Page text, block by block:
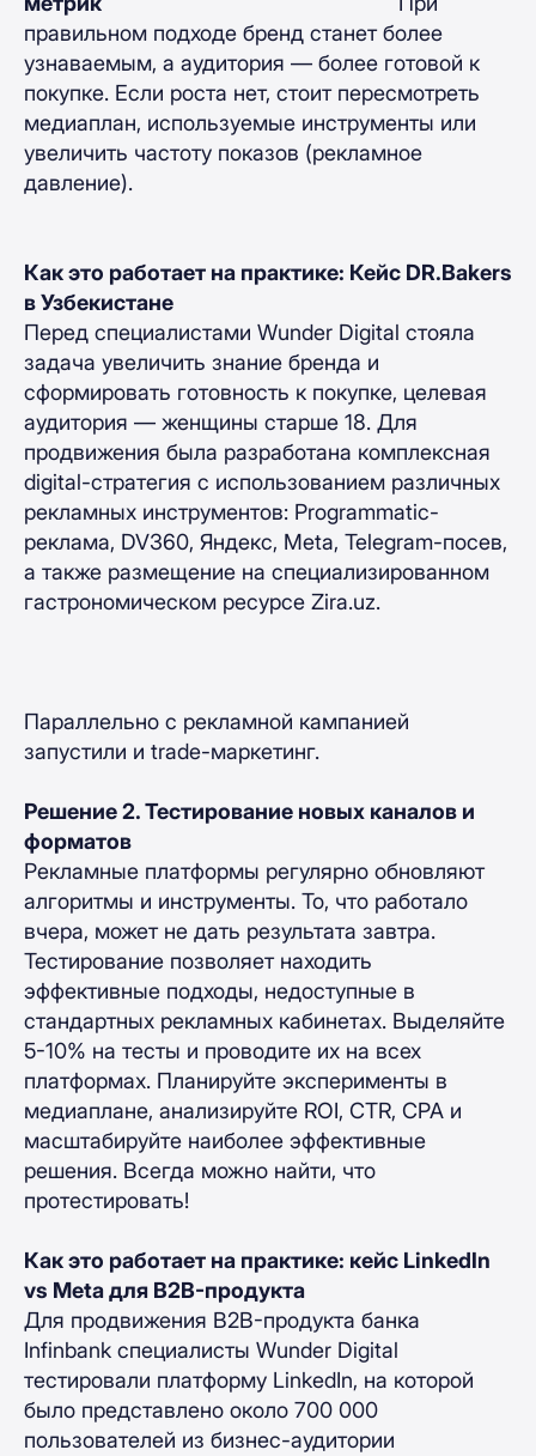
правильном подходе бренд станет более
узнаваемым, а аудитория — более готовой к
покупке. Если роста нет, стоит пересмотреть
медиаплан, используемые инструменты или
увеличить частоту показов (рекламное
давление).
Как это работает на практике: Кейс DR.Bakers
в Узбекистане
Перед специалистами Wunder Digital стояла
задача увеличить знание бренда и
сформировать готовность к покупке, целевая
аудитория — женщины старше 18. Для
продвижения была разработана комплексная
digital-стратегия с использованием различных
рекламных инструментов: Programmatic-
реклама, DV360, Яндекс, Meta, Telegram-посев,
а также размещение на специализированном
гастрономическом ресурсе Zira.uz.
Параллельно с рекламной кампанией
запустили и trade-маркетинг.
Решение 2. Тестирование новых каналов и
форматов
Рекламные платформы регулярно обновляют
алгоритмы и инструменты. То, что работало
вчера, может не дать результата завтра.
Тестирование позволяет находить
эффективные подходы, недоступные в
стандартных рекламных кабинетах. Выделяйте
5-10% на тесты и проводите их на всех
платформах. Планируйте эксперименты в
медиаплане, анализируйте ROI, CTR, CPA и
масштабируйте наиболее эффективные
решения. Всегда можно найти, что
протестировать!
Как это работает на практике: кейс LinkedIn
vs Meta для B2B-продукта
Для продвижения B2B-продукта банка
Infinbank специалисты Wunder Digital
тестировали платформу LinkedIn, на которой
было представлено около 700 000
пользователей из бизнес-аудитории